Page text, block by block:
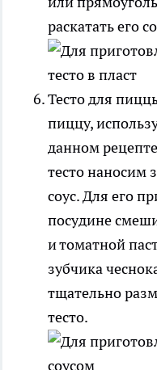
раскатать его
Тесто для
пиццу,
данном
тесто наносим
соус. Для его
посудине
и томатной
зубчика
тщательно
тесто.